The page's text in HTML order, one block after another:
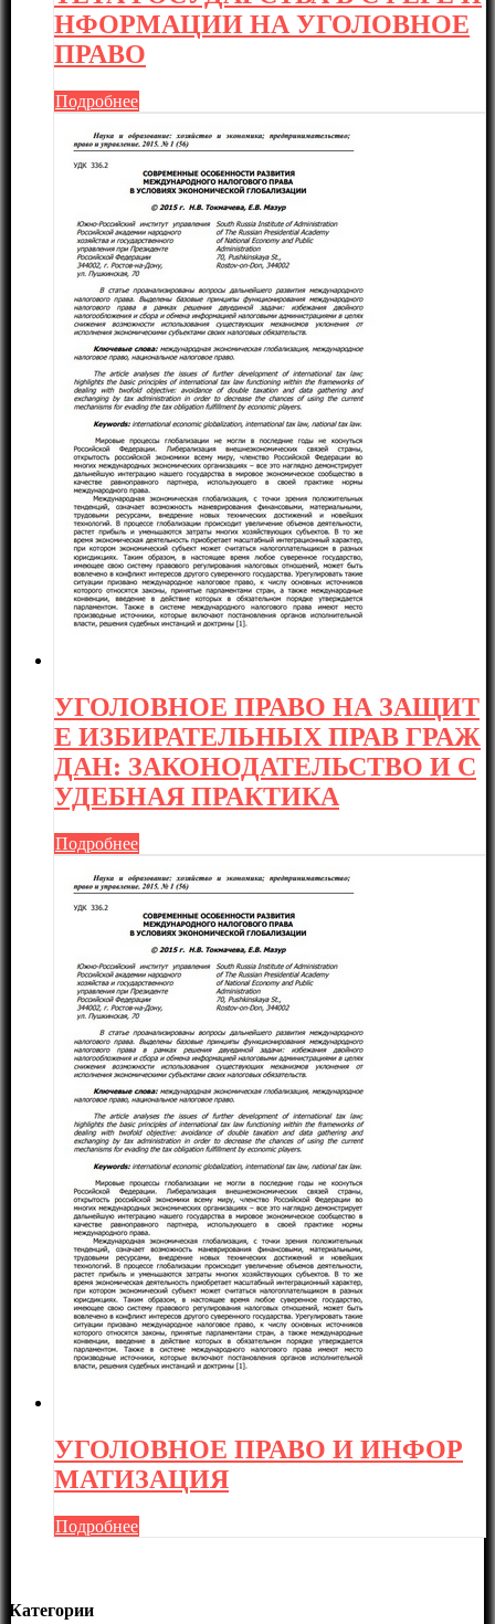
НФОРМАЦИИ НА УГОЛОВНОЕ
ПРАВО
Подробнее
УГОЛОВНОЕ ПРАВО НА ЗАЩИТ
Е ИЗБИРАТЕЛЬНЫХ ПРАВ ГРАЖ
ДАН: ЗАКОНОДАТЕЛЬСТВО И С
УДЕБНАЯ ПРАКТИКА
Подробнее
УГОЛОВНОЕ ПРАВО И ИНФОР
МАТИЗАЦИЯ
Подробнее
Категории